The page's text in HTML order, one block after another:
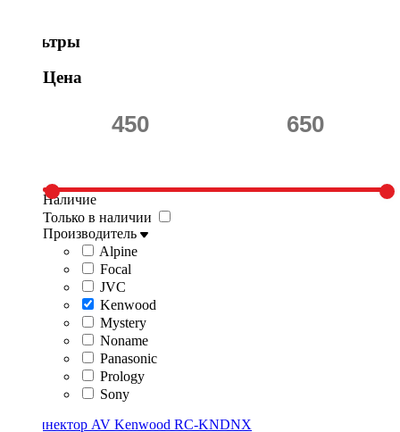
Фильтры
Цена
Наличие
Только в наличии
Производитель
Alpine
Focal
JVC
Kenwood
Mystery
Noname
Panasonic
Prology
Sony